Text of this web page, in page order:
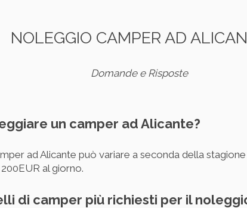
NOLEGGIO CAMPER AD
Domande e Risposte
un camper ad Alicante?
ad Alicante può variare a seconda della
al giorno.
di camper più richiesti per il